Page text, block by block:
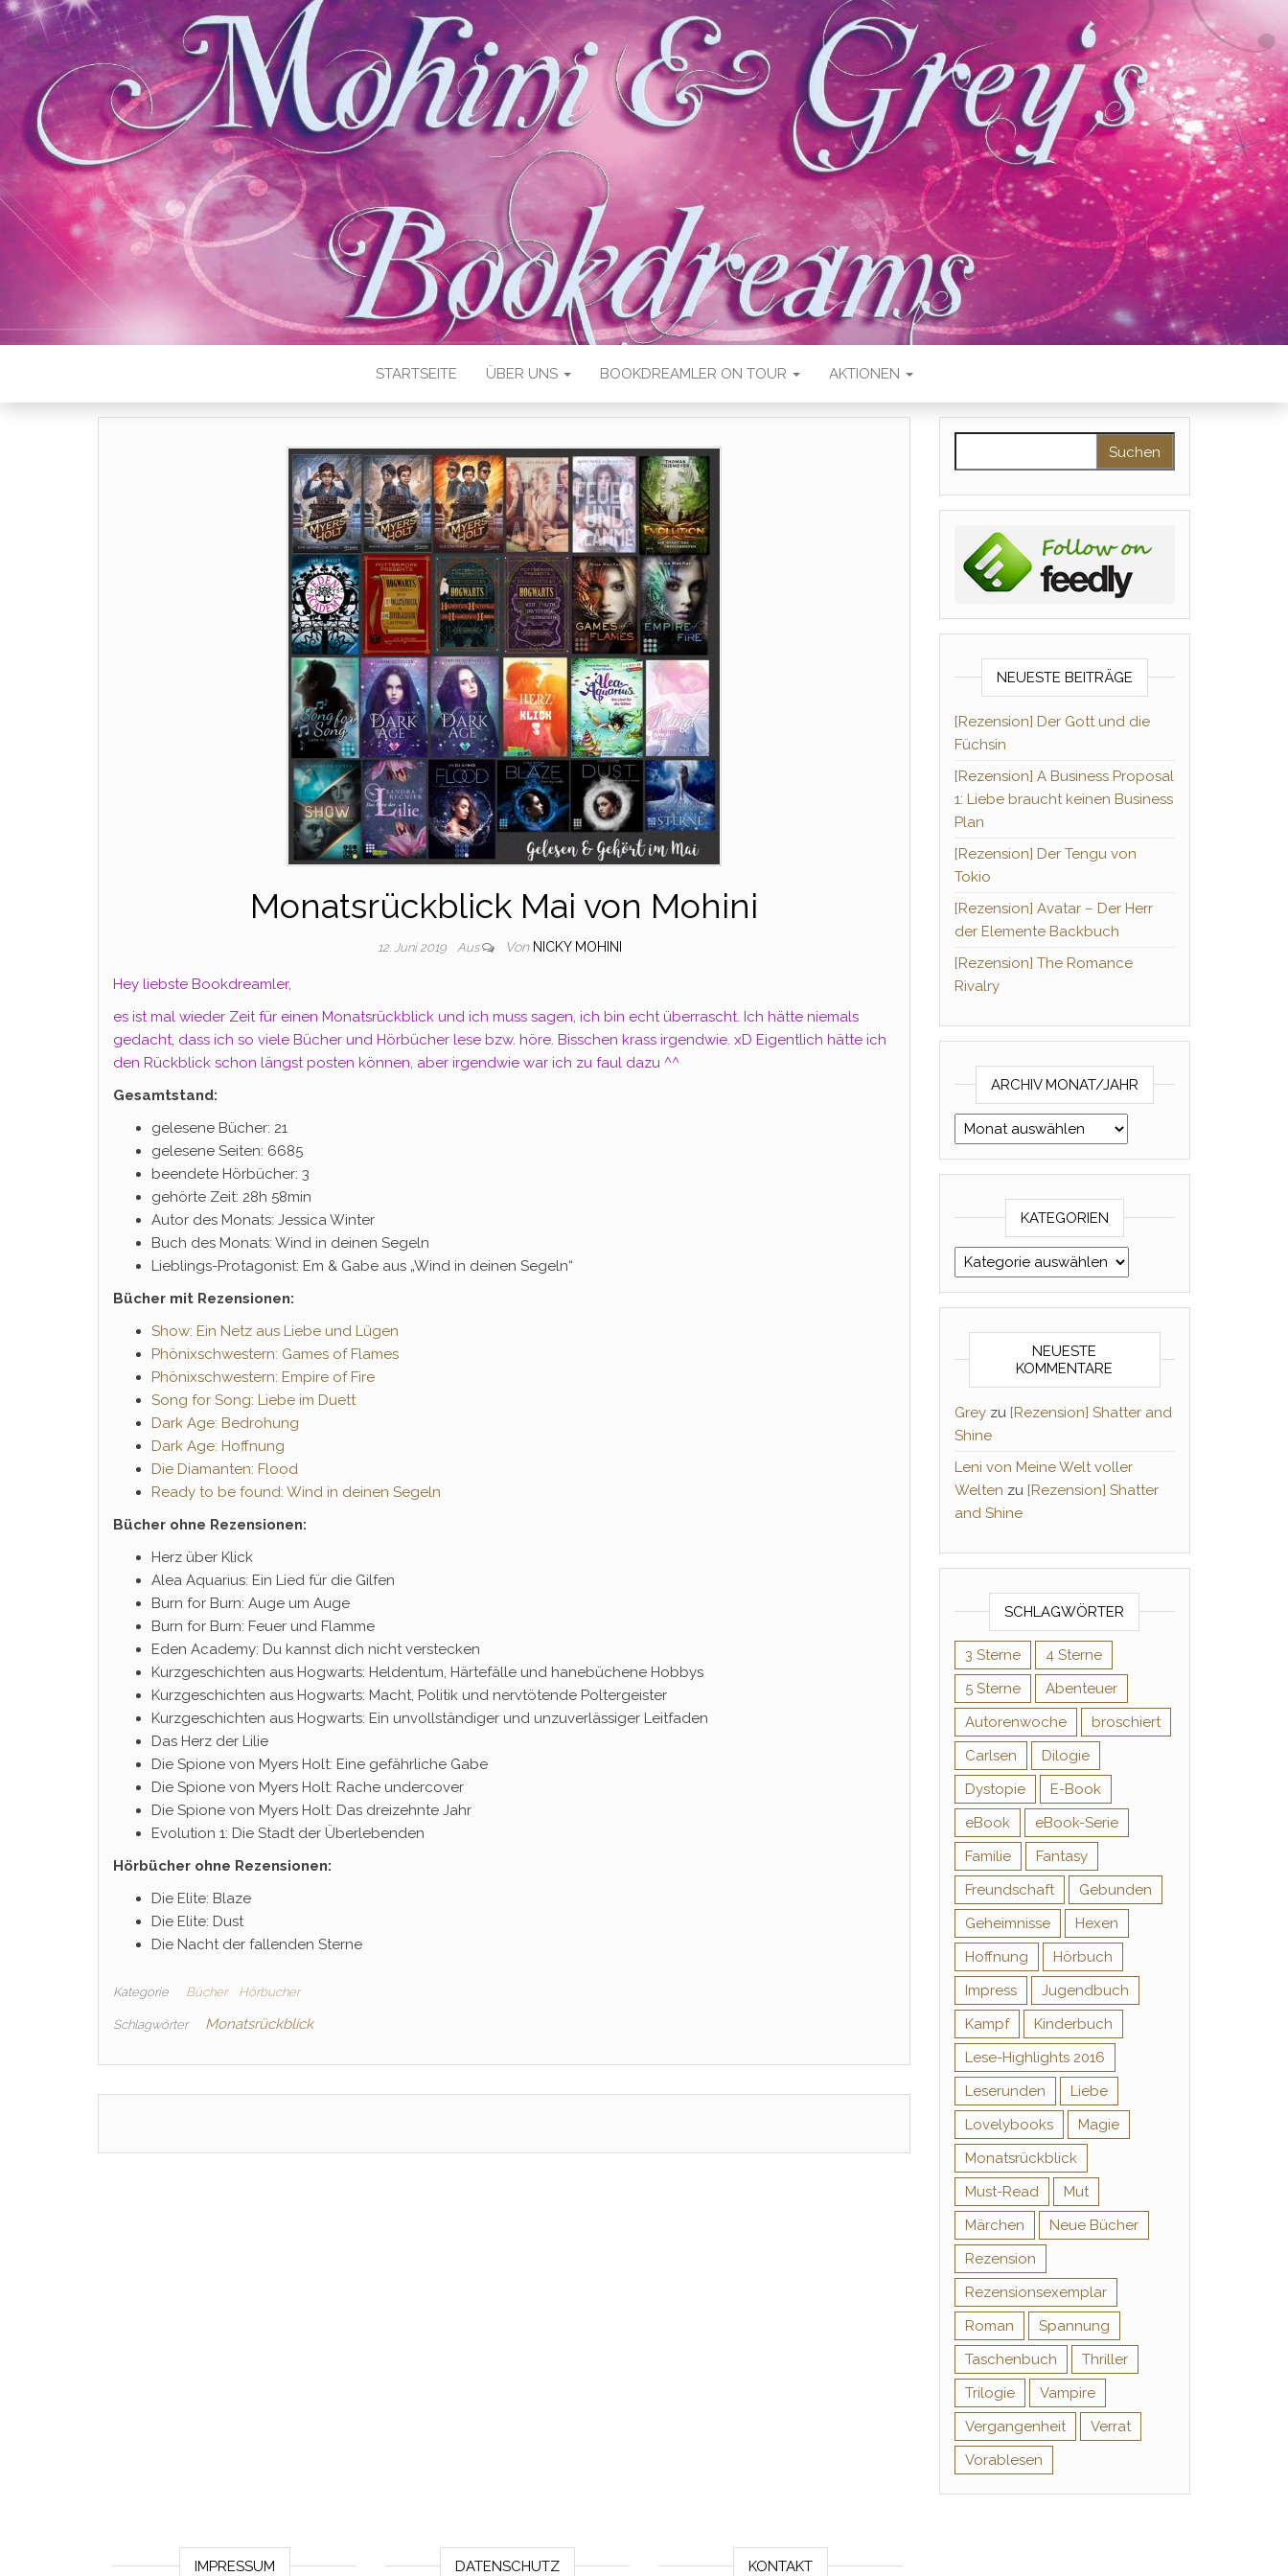
STARTSEITE ÜBER UNS BOOKDREAMLER ON TOUR AKTIONEN
Monatsrückblick Mai von Mohini
12. Juni 2019 Aus Von NICKY MOHINI
Hey liebste Bookdreamler,
es ist mal wieder Zeit für einen Monatsrückblick und ich muss sagen, ich bin echt überrascht. Ich hätte niemals
gedacht, dass ich so viele Bücher und Hörbücher lese bzw. höre. Bisschen krass irgendwie. xD Eigentlich hätte ich
den Rückblick schon längst posten können, aber irgendwie war ich zu faul dazu ^^
Gesamtstand:
gelesene Bücher: 21
gelesene Seiten: 6685
beendete Hörbücher: 3
gehörte Zeit: 28h 58min
Autor des Monats: Jessica Winter
Buch des Monats: Wind in deinen Segeln
Lieblings-Protagonist: Em & Gabe aus „Wind in deinen Segeln“
Bücher mit Rezensionen:
Show: Ein Netz aus Liebe und Lügen
Phönixschwestern: Games of Flames
Phönixschwestern: Empire of Fire
Song for Song: Liebe im Duett
Dark Age: Bedrohung
Dark Age: Hoffnung
Die Diamanten: Flood
Ready to be found: Wind in deinen Segeln
Bücher ohne Rezensionen:
Herz über Klick
Alea Aquarius: Ein Lied für die Gilfen
Burn for Burn: Auge um Auge
Burn for Burn: Feuer und Flamme
Eden Academy: Du kannst dich nicht verstecken
Kurzgeschichten aus Hogwarts: Heldentum, Härtefälle und hanebüchene Hobbys
Kurzgeschichten aus Hogwarts: Macht, Politik und nervtötende Poltergeister
Kurzgeschichten aus Hogwarts: Ein unvollständiger und unzuverlässiger Leitfaden
Das Herz der Lilie
Die Spione von Myers Holt: Eine gefährliche Gabe
Die Spione von Myers Holt: Rache undercover
Die Spione von Myers Holt: Das dreizehnte Jahr
Evolution 1: Die Stadt der Überlebenden
Hörbücher ohne Rezensionen:
Die Elite: Blaze
Die Elite: Dust
Die Nacht der fallenden Sterne
Kategorie Bücher Hörbucher
Schlagwörter Monatsrückblick
NEUESTE BEITRÄGE
[Rezension] Der Gott und die
Füchsin
[Rezension] A Business Proposal
1: Liebe braucht keinen Business
Plan
[Rezension] Der Tengu von
Tokio
[Rezension] Avatar – Der Herr
der Elemente Backbuch
[Rezension] The Romance
Rivalry
ARCHIV MONAT/JAHR
Archiv Monat/Jahr
KATEGORIEN
Kategorien
NEUESTE
KOMMENTARE
Greyzu [Rezension] Shatter and
Shine
Leni von Meine Welt voller
Welten zu [Rezension] Shatter
and Shine
SCHLAGWÖRTER
3 Sterne
4 Sterne
5 Sterne
Abenteuer
Autorenwoche
broschiert
Carlsen
Dilogie
Dystopie
E-Book
eBook
eBook-Serie
Familie
Fantasy
Freundschaft
Gebunden
Geheimnisse
Hexen
Hoffnung
Hörbuch
Impress
Jugendbuch
Kampf
Kinderbuch
Lese-Highlights 2016
Leserunden
Liebe
Lovelybooks
Magie
Monatsrückblick
Must-Read
Mut
Märchen
Neue Bücher
Rezension
Rezensionsexemplar
Roman
Spannung
Taschenbuch
Thriller
Trilogie
Vampire
Vergangenheit
Verrat
Vorablesen
IMPRESSUM DATENSCHUTZ KONTAKT